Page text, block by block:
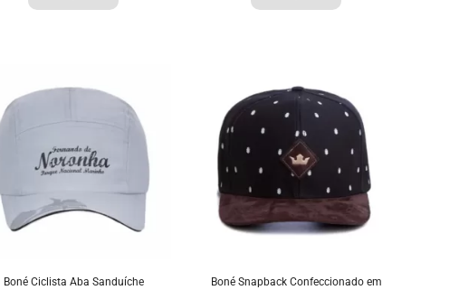
Boné Ciclista Aba Sanduíche
Boné Snapback Confeccionado em